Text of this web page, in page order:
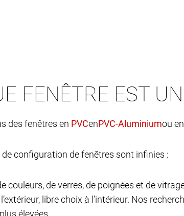
FENÊTRE EST
des fenêtres en en ou en
configuration de fenêtres sont infinies :
couleurs, de verres, de poignées et de
libre choix à l’intérieur. Nos
élevées.